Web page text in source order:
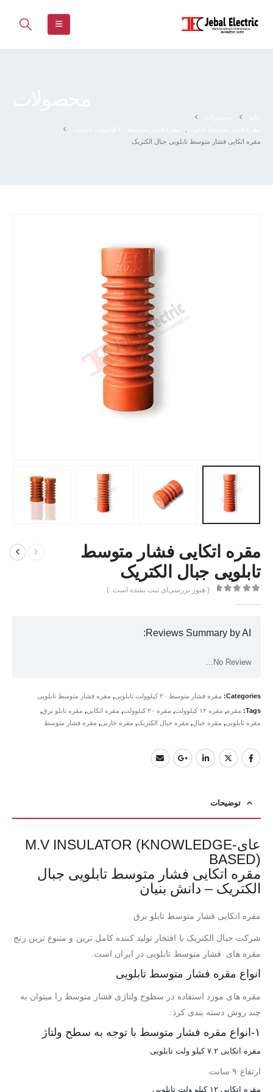
مقره اتکایی فشار متوسط تابلویی جبال الکتریک
مقره اتکایی فشار متوسط
تابلویی جبال الکتریک
( هنوز بررسی‌ای ثبت نشده است. )
Reviews Summary by AI:
No Review...
Categories: مقره فشار متوسط ۲۰ کیلوولت تابلویی , مقره فشار متوسط تابلویی
Tags:
مقره, مقره ۱۲ کیلوولت , مقره ۲۰ کیلوولت , مقره اتکایی, مقره تابلو برق,
مقره تابلویی, مقره جبال, مقره جبال الکتریک, مقره خازنی, مقره فشار متوسط
توضیحات
عایM.V INSULATOR (KNOWLEDGE-
BASED)
مقره اتکایی فشار متوسط تابلویی جبال
الکتریک – دانش بنیان
مقره اتکایی فشار متوسط تابلو برق
شرکت جبال الکتریک با افتخار تولید کننده کامل ترین و متنوع ترین رنج
مقره های فشار متوسط تابلویی در ایران است.
انواع مقره فشار متوسط تابلویی
مقره های مورد استفاده در سطوح ولتاژی فشار متوسط را میتوان به
چند روش دسته بندی کرذ:
۱-انواع مقره فشار متوسط با توجه به سطح ولتاژ
مقره اتکایی ۷.۲ کیلو ولت تابلویی
ارتفاع ۹ سانت
مقره اتکایی ۱۲ کیلو ولت تابلویی